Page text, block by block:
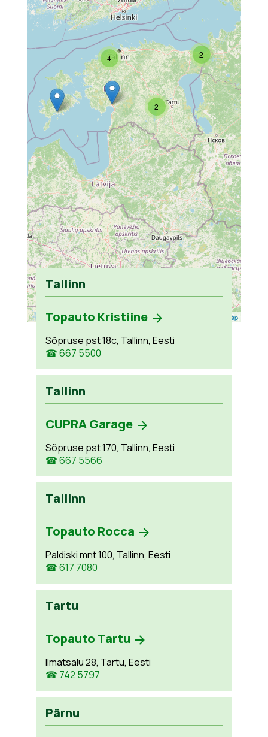
2
2
4
Leaflet OpenStreetMap
Tallinn
Topauto Kristiine
Sõpruse pst 18c, Tallinn, Eesti
☎ 667 5500
Tallinn
CUPRA Garage
Sõpruse pst 170, Tallinn, Eesti
☎ 667 5566
Tallinn
Topauto Rocca
Paldiski mnt 100, Tallinn, Eesti
☎ 617 7080
Tartu
Topauto Tartu
Ilmatsalu 28, Tartu, Eesti
☎ 742 5797
Pärnu